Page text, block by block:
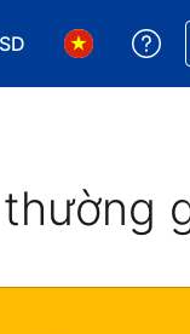
loại tiền tệ của
Chọn ngôn